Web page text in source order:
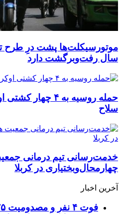
سال رفت‌وبرگشت دارد
حمله روسیه به ۴
سلاح
خدمت‌رسانی تیم درمانی
چهارمحال‌وبختیاری در کربلا
آخرین اخبار